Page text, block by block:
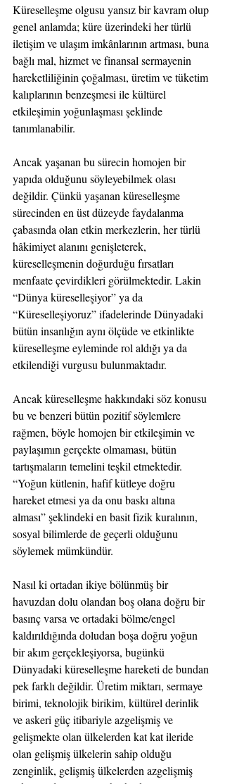
Küreselleşme olgusu yansız bir kavram olup
genel anlamda; küre üzerindeki her türlü
iletişim ve ulaşım imkânlarının artması, buna
bağlı mal, hizmet ve finansal sermayenin
hareketliliğinin çoğalması, üretim ve tüketim
kalıplarının benzeşmesi ile kültürel
etkileşimin yoğunlaşması şeklinde
tanımlanabilir.
Ancak yaşanan bu sürecin homojen bir
yapıda olduğunu söyleyebilmek olası
değildir. Çünkü yaşanan küreselleşme
sürecinden en üst düzeyde faydalanma
çabasında olan etkin merkezlerin, her türlü
hâkimiyet alanını genişleterek,
küreselleşmenin doğurduğu fırsatları
menfaate çevirdikleri görülmektedir. Lakin
“Dünya küreselleşiyor” ya da
“Küreselleşiyoruz” ifadelerinde Dünyadaki
bütün insanlığın aynı ölçüde ve etkinlikte
küreselleşme eyleminde rol aldığı ya da
etkilendiği vurgusu bulunmaktadır.
Ancak küreselleşme hakkındaki söz konusu
bu ve benzeri bütün pozitif söylemlere
rağmen, böyle homojen bir etkileşimin ve
paylaşımın gerçekte olmaması, bütün
tartışmaların temelini teşkil etmektedir.
“Yoğun kütlenin, hafif kütleye doğru
hareket etmesi ya da onu baskı altına
alması” şeklindeki en basit fizik kuralının,
sosyal bilimlerde de geçerli olduğunu
söylemek mümkündür.
Nasıl ki ortadan ikiye bölünmüş bir
havuzdan dolu olandan boş olana doğru bir
basınç varsa ve ortadaki bölme/engel
kaldırıldığında doludan boşa doğru yoğun
bir akım gerçekleşiyorsa, bugünkü
Dünyadaki küreselleşme hareketi de bundan
pek farklı değildir. Üretim miktarı, sermaye
birimi, teknolojik birikim, kültürel derinlik
ve askeri güç itibariyle azgelişmiş ve
gelişmekte olan ülkelerden kat kat ileride
olan gelişmiş ülkelerin sahip olduğu
zenginlik, gelişmiş ülkelerden azgelişmiş